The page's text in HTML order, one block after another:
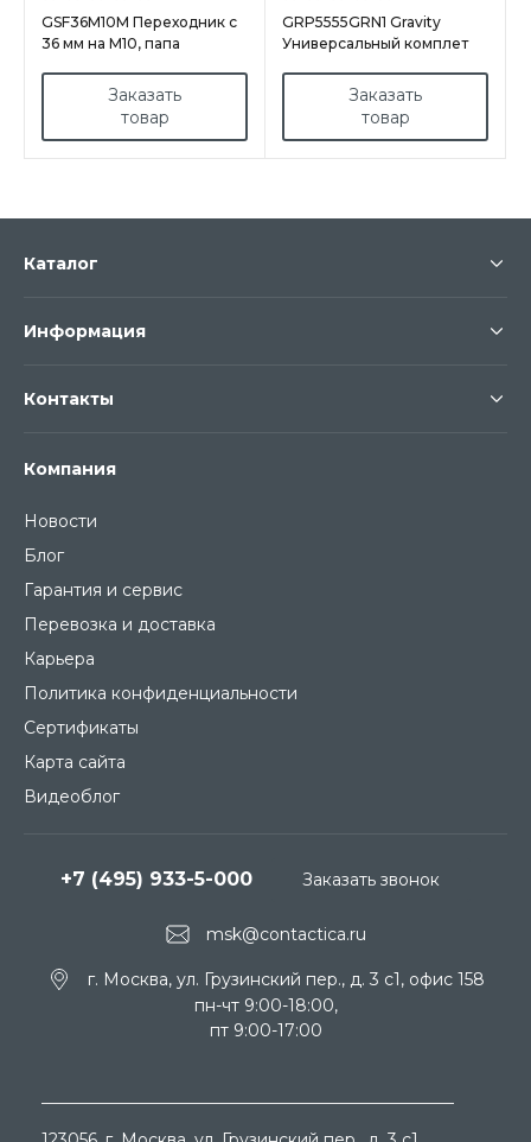
GSF36M10M Переходник с
36 мм на M10, папа
Заказать
товар
GRP5555GRN1 Gravity
Универсальный комплет
Заказать
товар
Компания
Новости
Блог
Гарантия и сервис
Перевозка и доставка
Карьера
Политика конфиденциальности
Сертификаты
Карта сайта
Видеоблог
Каталог
Информация
Контакты
msk@contactica.ru
+7 (495) 933-5-000
г. Москва, ул. Грузинский пер., д. 3 c1, офис 158
пн-чт 9:00-18:00,
пт 9:00-17:00
Заказать звонок